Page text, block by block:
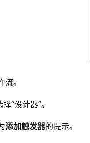
。
“设计器”。
添加触发器的提示。